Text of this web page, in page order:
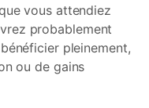
vous attendiez
probablement
pleinement,
ou de gains